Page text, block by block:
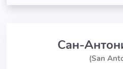
Сан-
(San